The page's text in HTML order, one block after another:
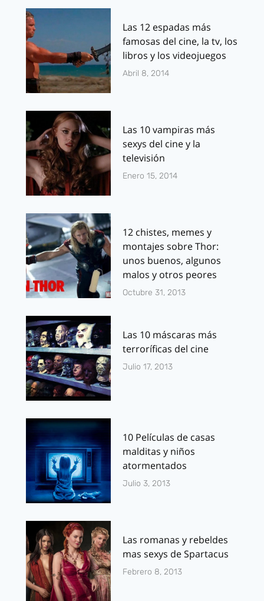
Las 12 espadas más
famosas del cine, la tv, los
libros y los videojuegos
Abril 8, 2014
Las 10 vampiras más
sexys del cine y la
televisión
Enero 15, 2014
12 chistes, memes y
montajes sobre Thor:
unos buenos, algunos
malos y otros peores
Octubre 31, 2013
Las 10 máscaras más
terroríficas del cine
Julio 17, 2013
10 Películas de casas
malditas y niños
atormentados
Julio 3, 2013
Las romanas y rebeldes
mas sexys de Spartacus
Febrero 8, 2013